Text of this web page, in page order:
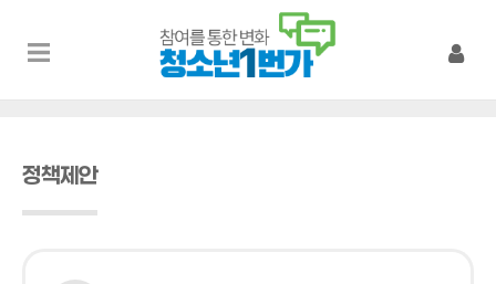
정책제안